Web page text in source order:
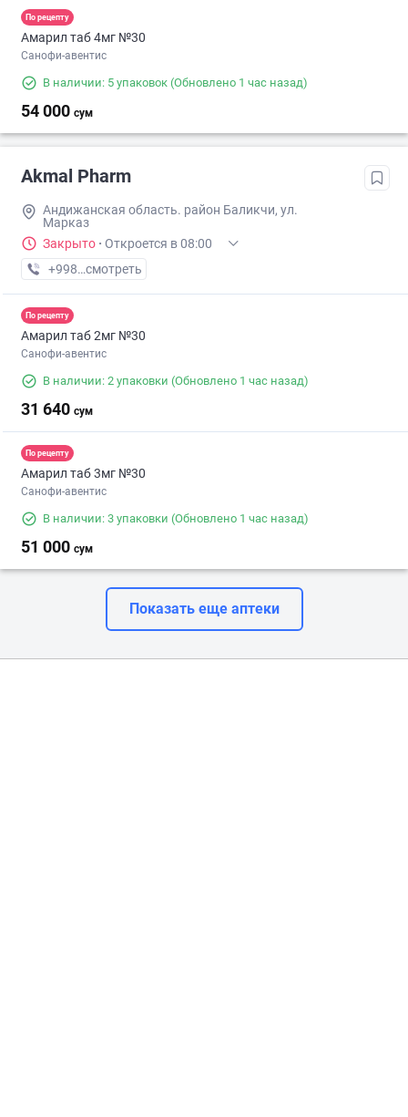
По рецепту
Амарил таб 4мг №30
Санофи-авентис
В наличии: 5 упаковок (Обновлено 1 час назад)
54 000 сум
Akmal Pharm
Андижанская область. район Баликчи, ул.
Марказ
Закрыто · Откроется в 08:00
+998 (91) XXX-XX-XX
смотреть
По рецепту
Амарил таб 2мг №30
Санофи-авентис
В наличии: 2 упаковки (Обновлено 1 час назад)
31 640 сум
По рецепту
Амарил таб 3мг №30
Санофи-авентис
В наличии: 3 упаковки (Обновлено 1 час назад)
51 000 сум
Показать еще аптеки